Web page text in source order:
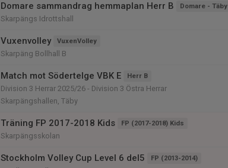
Domare sammandrag hemmaplan Herr B Domare - Täby
Skarpängs Idrottshall
Vuxenvolley VuxenVolley
Skarpäng Bollhall B
Match mot Södertelge VBK E Herr B
Division 3 Herrar 2025/26 - Division 3 Östra Herrar
Skarpängshallen, Täby
Träning FP 2017-2018 Kids FP (2017-2018) Kids
Skarpängsskolan
Stockholm Volley Cup Level 6 del5 FP (2013-2014)